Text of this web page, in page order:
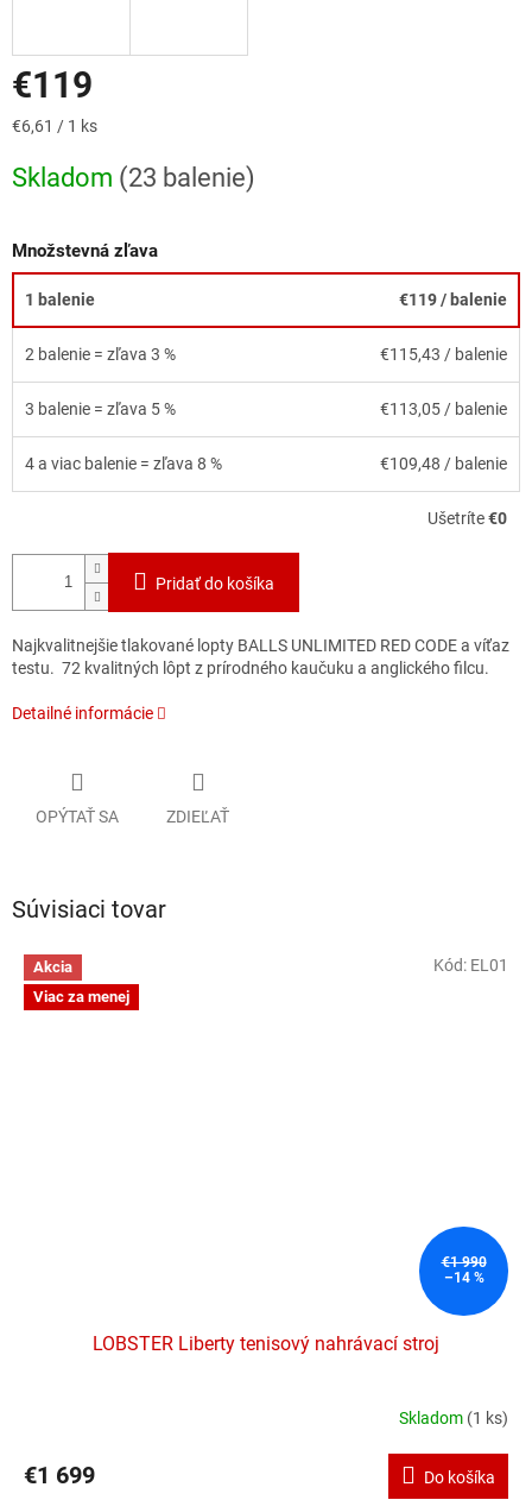
€119
Jednotková
€6,61 / 1 ks
Skladom (23 balenie)
Množstevná zľava
1 balenie €119/ balenie
2 balenie = zľava 3 % €115,43 / balenie
3 balenie = zľava 5 % €113,05 / balenie
4 a viac balenie = zľava 8 % €109,48 / balenie
Ušetríte€0
Pridať do košíka
Najkvalitnejšie tlakované lopty BALLS UNLIMITED RED CODE a víťaz
testu. 72 kvalitných lôpt z prírodného kaučuku a anglického filcu.
Detailné informácie
OPÝTAŤ SA ZDIEĽAŤ
Súvisiaci tovar
Akcia
Viac za menej
€1 990
–14 %
LOBSTER Liberty tenisový nahrávací stroj
produktu
je
Skladom (1 ks)
€1 699 Do košíka
Kód: EL01